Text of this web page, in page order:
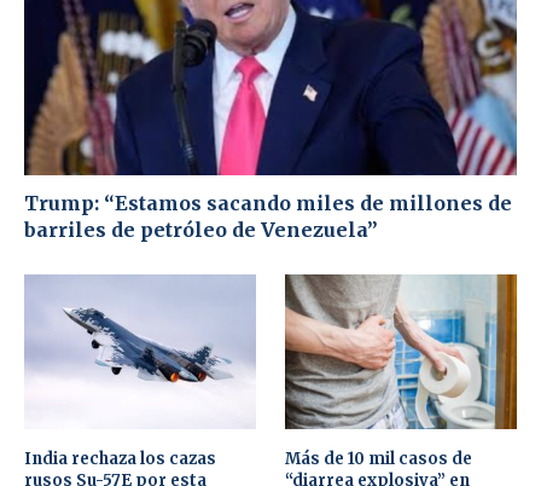
Trump: “Estamos sacando miles de millones de
barriles de petróleo de Venezuela”
India rechaza los cazas
rusos Su-57E por esta
Más de 10 mil casos de
“diarrea explosiva” en